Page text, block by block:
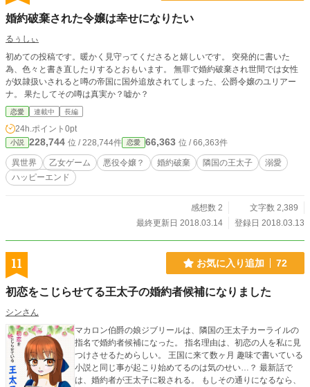
婚約破棄された令嬢は幸せになりたい
るぅしぃ
初めての投稿です。暖かく見守ってくださると嬉しいです。 突発的に書いた
為、色々と書き直したりするとおもいます。 無罪で婚約破棄され世間では女性
が奴隷扱いされると噂の帝国に国外追放されてしまった、公爵令嬢のユリアー
ナ。 果たしてその噂は真実か？嘘か？
恋愛 連載中 長編
24h.ポイント 0pt
小説 228,744 位 / 228,744件 恋愛 66,363 位 / 66,363件
異世界 乙女ゲーム 悪役令嬢？ 婚約破棄 隣国の王太子
溺愛
ハッピーエンド
感想数 2
文字数 2,389
最終更新日 2018.03.14
登録日 2018.03.13
11 お気に入り追加 72
初恋をこじらせてる王太子の婚約者候補になりました
シンさん
マカロン伯爵の娘ジブリールは、隣国の王太子カーライルの
指名で婚約者候補になった。 指名理由は、初恋の人を私に見
つけさせるためらしい。 王国に来て数ヶ月 趣味で書いている
小説と同じ事が起こり始めてるのは気のせい…？ 最新話で
は、婚約者が王太子に殺される。 もしその通りになるなら、